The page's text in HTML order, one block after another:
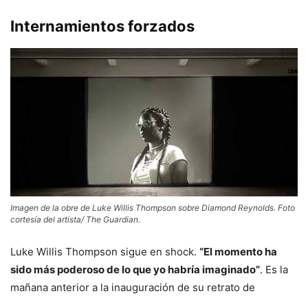
Internamientos forzados
Imagen de la obre de Luke Willis Thompson sobre Diamond Reynolds. Foto
cortesía del artista/ The Guardian.
Luke Willis Thompson sigue en shock. “El momento ha
sido más poderoso de lo que yo habría imaginado”. Es la
mañana anterior a la inauguración de su retrato de